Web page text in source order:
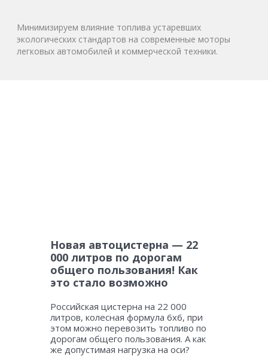
Минимизируем влияние топлива устаревших
экологических стандартов на современные моторы
легковых автомобилей и коммерческой техники.
Новая автоцистерна — 22
000 литров по дорогам
общего пользования! Как
это стало возможно
Российская цистерна на 22 000
литров, колесная формула 6х6, при
этом можно перевозить топливо по
дорогам общего пользования. А как
же допустимая нагрузка на оси?